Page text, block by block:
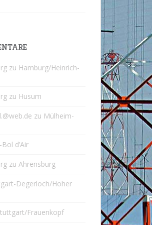
zu Hamburg/Heinrich-
zu Husum
zu Mülheim-
d’Air
zu Ahrensburg
Degerloch/Hoher
Frauenkopf